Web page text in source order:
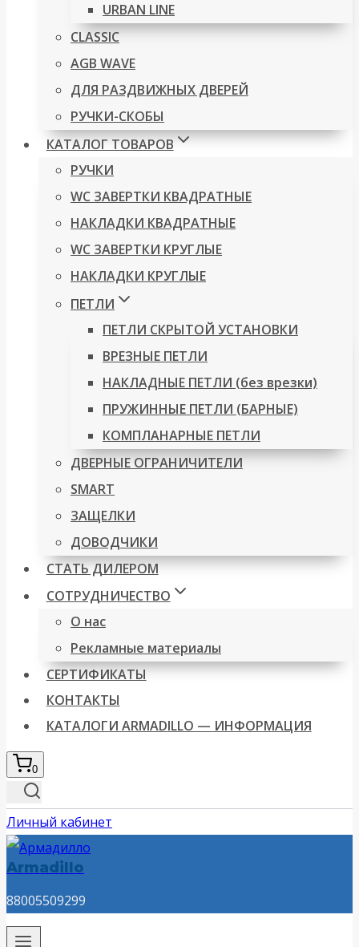
URBAN LINE
CLASSIC
AGB WAVE
ДЛЯ РАЗДВИЖНЫХ ДВЕРЕЙ
РУЧКИ-СКОБЫ
КАТАЛОГ ТОВАРОВ
РУЧКИ
WC ЗАВЕРТКИ КВАДРАТНЫЕ
НАКЛАДКИ КВАДРАТНЫЕ
WC ЗАВЕРТКИ КРУГЛЫЕ
НАКЛАДКИ КРУГЛЫЕ
ПЕТЛИ
ПЕТЛИ СКРЫТОЙ УСТАНОВКИ
ВРЕЗНЫЕ ПЕТЛИ
НАКЛАДНЫЕ ПЕТЛИ (без врезки)
ПРУЖИННЫЕ ПЕТЛИ (БАРНЫЕ)
КОМПЛАНАРНЫЕ ПЕТЛИ
ДВЕРНЫЕ ОГРАНИЧИТЕЛИ
SMART
ЗАЩЕЛКИ
ДОВОДЧИКИ
СТАТЬ ДИЛЕРОМ
СОТРУДНИЧЕСТВО
О нас
Рекламные материалы
СЕРТИФИКАТЫ
КОНТАКТЫ
КАТАЛОГИ ARMADILLO — ИНФОРМАЦИЯ
0
Личный кабинет
Armadillo
88005509299